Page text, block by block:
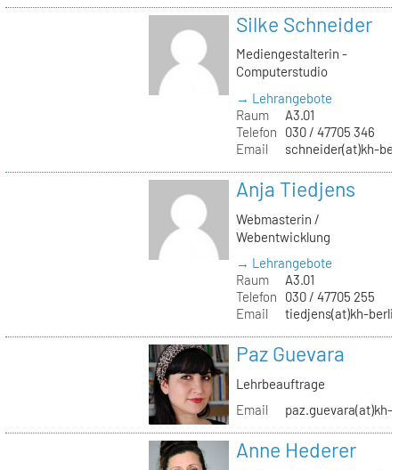
Silke Schneider
Mediengestalterin -
Computerstudio
→ Lehrangebote
Raum
A3.01
Telefon
030 / 47705 346
Email
schneider(at)kh-
Anja Tiedjens
Webmasterin /
Webentwicklung
→ Lehrangebote
Raum
A3.01
Telefon
030 / 47705 255
Email
tiedjens(at)kh-
Paz Guevara
Lehrbeauftrage
Email
paz.guevara(at)kh-
Anne Hederer